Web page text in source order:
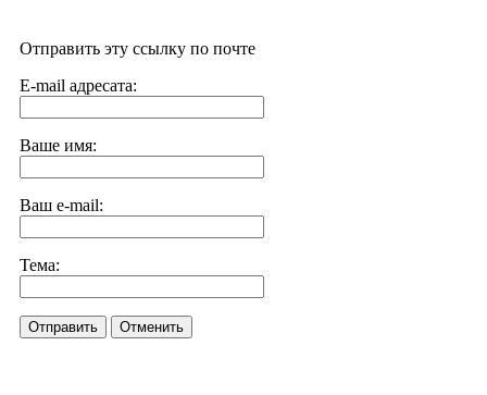
Отправить эту ссылку по почте
E-mail адресата:
Ваше имя:
Ваш e-mail:
Тема:
Отправить Отменить